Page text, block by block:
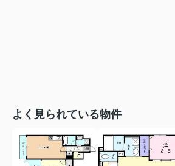
よく見られている物件